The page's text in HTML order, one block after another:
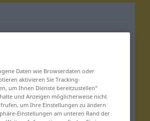
Daten wie Browserdaten oder
aktivieren Sie Tracking-
um Ihnen Dienste bereitzustellen“
und Anzeigen möglicherweise nicht
um Ihre Einstellungen zu ändern
Einstellungen am unteren Rand der